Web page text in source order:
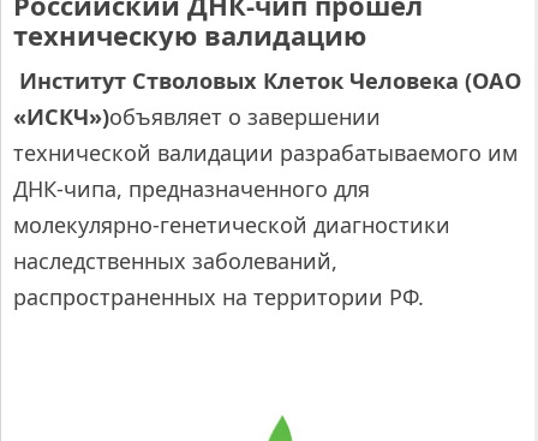
техническую валидацию
Институт Стволовых Клеток Человека (ОАО
«ИСКЧ»)объявляет о завершении
технической валидации разрабатываемого им
ДНК-чипа, предназначенного для
молекулярно-генетической диагностики
наследственных заболеваний,
распространенных на территории РФ.